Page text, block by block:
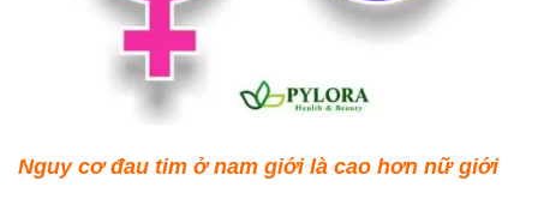
Nguy cơ đau tim ở nam giới là cao hơn nữ giới